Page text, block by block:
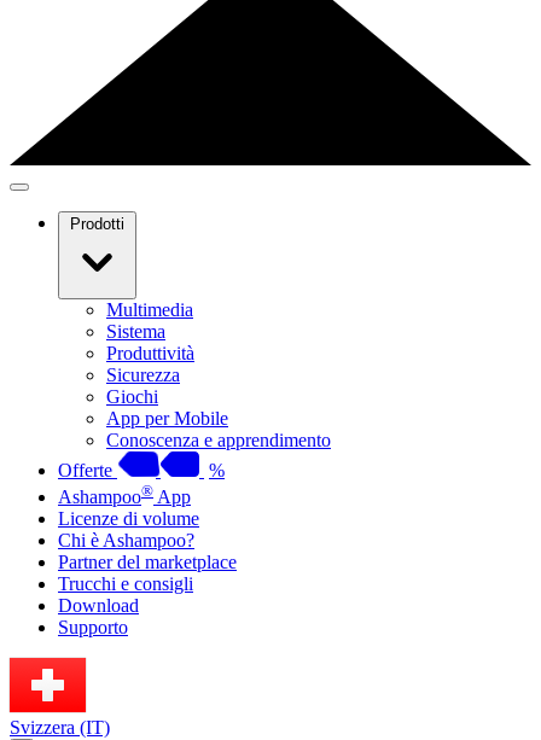
Prodotti
Multimedia
Sistema
Produttività
Sicurezza
Giochi
App per Mobile
Conoscenza e apprendimento
Offerte
%
Ashampoo® App
Licenze di volume
Chi è Ashampoo?
Partner del marketplace
Trucchi e consigli
Download
Supporto
Svizzera (IT)